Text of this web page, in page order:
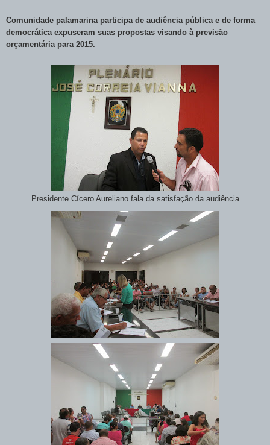
Comunidade palamarina participa de audiência pública e de forma
democrática expuseram suas propostas visando à previsão
orçamentária para 2015.
Presidente Cícero Aureliano fala da satisfação da audiência